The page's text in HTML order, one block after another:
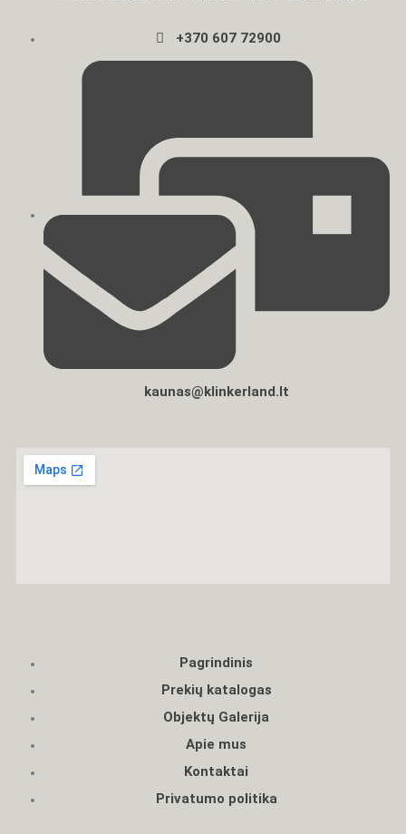
+370 607 72900
kaunas@klinkerland.lt
Pagrindinis
Prekių katalogas
Objektų Galerija
Apie mus
Kontaktai
Privatumo politika